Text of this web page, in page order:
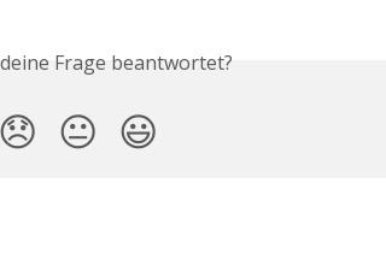
Frage beantwortet?
😞 😐 😃